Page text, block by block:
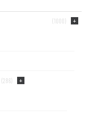
(1000)
(286)